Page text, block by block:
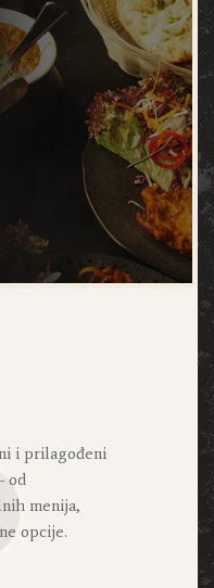
i prilagođeni
od
menija,
opcije.